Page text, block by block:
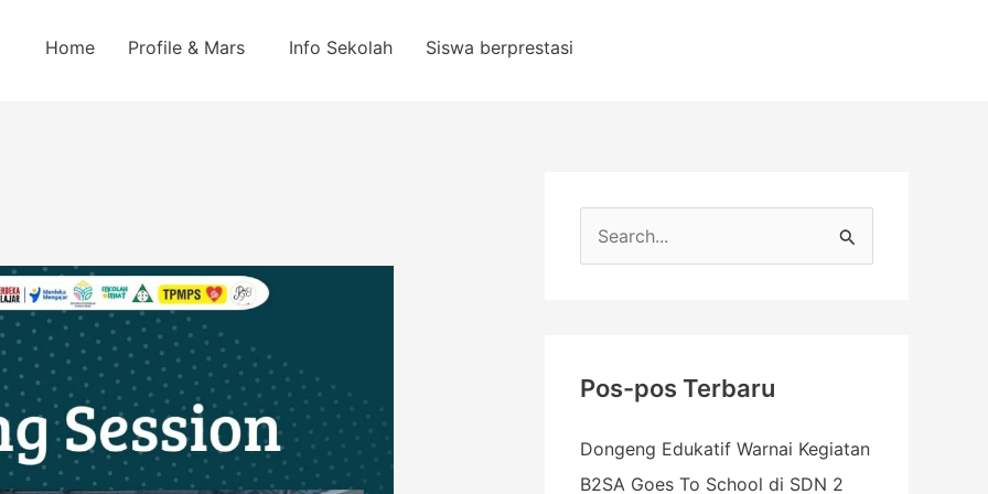
Home Profile & Mars Info Sekolah Siswa berprestasi
u
t
u
Pos-pos Terbaru
Dongeng Edukatif Warnai Kegiatan
B2SA Goes To School di SDN 2